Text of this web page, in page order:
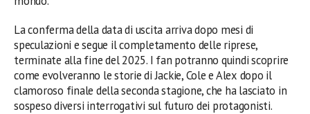
La conferma della data di uscita arriva dopo mesi di
speculazioni e segue il completamento delle riprese,
terminate alla fine del 2025. I fan potranno quindi scoprire
come evolveranno le storie di Jackie, Cole e Alex dopo il
clamoroso finale della seconda stagione, che ha lasciato in
sospeso diversi interrogativi sul futuro dei protagonisti.